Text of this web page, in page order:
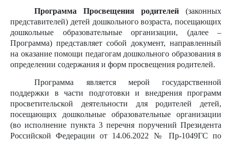
Программа Просвещения родителей (законных
представителей) детей дошкольного возраста, посещающих
дошкольные образовательные организации, (далее –
Программа) представляет собой документ, направленный
на оказание помощи педагогам дошкольного образования в
определении содержания и форм просвещения родителей.
Программа является мерой государственной
поддержки в части подготовки и внедрения программ
просветительской деятельности для родителей детей,
посещающих дошкольные образовательные организации
(во исполнение пункта 3 перечня поручений Президента
Российской Федерации от 14.06.2022 № Пр-1049ГС по